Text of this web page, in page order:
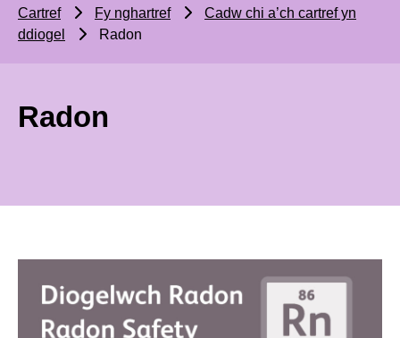
Cartref Fy nghartref
Cadw chi a’ch cartref yn
ddiogel
Radon
Radon